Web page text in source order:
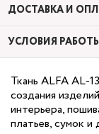
ДОСТАВКА И
УСЛОВИЯ
Ткань ALFA AL-
создания
интерьера,
платьев, сумок